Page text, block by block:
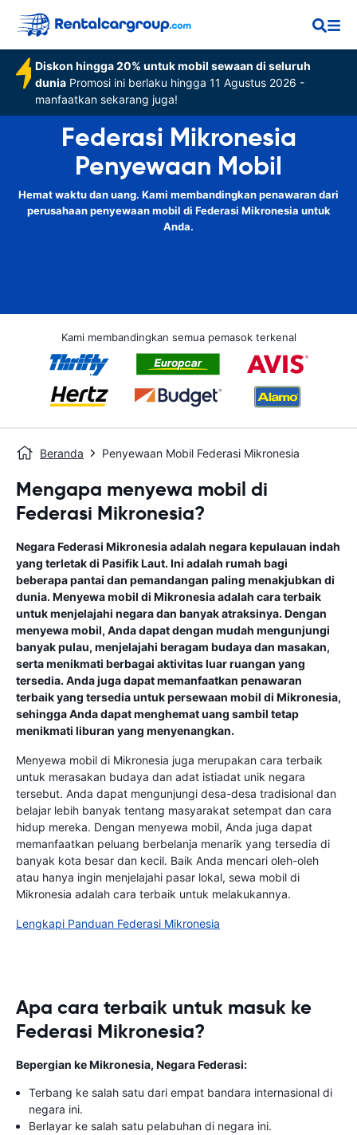
Diskon hingga 20% untuk mobil sewaan di seluruh
dunia Promosi ini berlaku hingga 11 Agustus 2026 -
manfaatkan sekarang juga!
Federasi Mikronesia
Penyewaan Mobil
Hemat waktu dan uang. Kami membandingkan penawaran dari
perusahaan penyewaan mobil di Federasi Mikronesia untuk
Anda.
Kami membandingkan semua pemasok terkenal
Beranda Penyewaan Mobil Federasi Mikronesia
Mengapa menyewa mobil di
Federasi Mikronesia?
Negara Federasi Mikronesia adalah negara kepulauan indah
yang terletak di Pasifik Laut. Ini adalah rumah bagi
beberapa pantai dan pemandangan paling menakjubkan di
dunia. Menyewa mobil di Mikronesia adalah cara terbaik
untuk menjelajahi negara dan banyak atraksinya. Dengan
menyewa mobil, Anda dapat dengan mudah mengunjungi
banyak pulau, menjelajahi beragam budaya dan masakan,
serta menikmati berbagai aktivitas luar ruangan yang
tersedia. Anda juga dapat memanfaatkan penawaran
terbaik yang tersedia untuk persewaan mobil di Mikronesia,
sehingga Anda dapat menghemat uang sambil tetap
menikmati liburan yang menyenangkan.
Menyewa mobil di Mikronesia juga merupakan cara terbaik
untuk merasakan budaya dan adat istiadat unik negara
tersebut. Anda dapat mengunjungi desa-desa tradisional dan
belajar lebih banyak tentang masyarakat setempat dan cara
hidup mereka. Dengan menyewa mobil, Anda juga dapat
memanfaatkan peluang berbelanja menarik yang tersedia di
banyak kota besar dan kecil. Baik Anda mencari oleh-oleh
atau hanya ingin menjelajahi pasar lokal, sewa mobil di
Mikronesia adalah cara terbaik untuk melakukannya.
Lengkapi Panduan Federasi Mikronesia
Apa cara terbaik untuk masuk ke
Federasi Mikronesia?
Bepergian ke Mikronesia, Negara Federasi:
Terbang ke salah satu dari empat bandara internasional di
negara ini.
Berlayar ke salah satu pelabuhan di negara ini.